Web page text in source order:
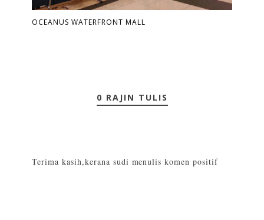
OCEANUS WATERFRONT MALL
0 RAJIN TULIS
Terima kasih,kerana sudi menulis komen positif